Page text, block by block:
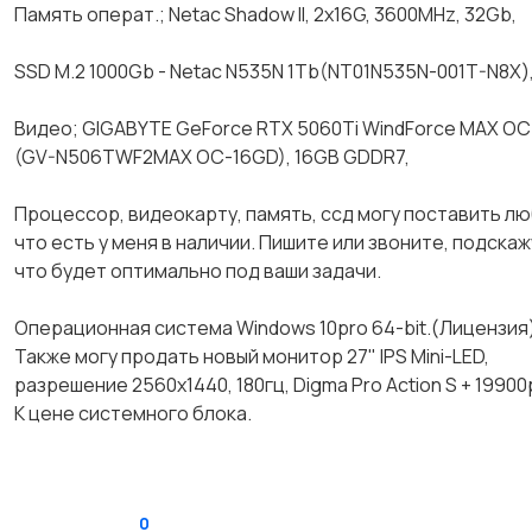
Память операт.; Netac Shadow II, 2х16G, 3600МНz, 32Gb,
SSD M.2 1000Gb - Netac N535N 1Tb(NT01N535N-001T-N8X),
Видео; GIGABYTE GeForce RTX 5060Ti WindForce MAX OC
(GV-N506TWF2MAX OC-16GD), 16GВ GDDR7,
Процессор, видеокарту, память, ссд могу поставить
что есть у меня в наличии. Пишите или звоните,
что будет оптимально под ваши задачи.
Операционная система Windоws 10рrо 64-
Также могу продать новый монитор 27" IPS Mini-LED,
разрешение 2560х1440, 180гц, Digma Pro Action S +
К цене системного блока.
0